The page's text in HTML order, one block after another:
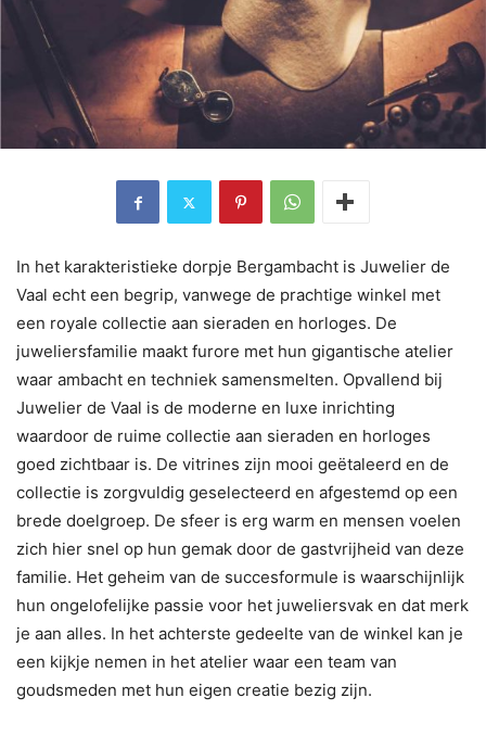
In het karakteristieke dorpje Bergambacht is Juwelier de
Vaal echt een begrip, vanwege de prachtige winkel met
een royale collectie aan sieraden en horloges. De
juweliersfamilie maakt furore met hun gigantische atelier
waar ambacht en techniek samensmelten. Opvallend bij
Juwelier de Vaal is de moderne en luxe inrichting
waardoor de ruime collectie aan sieraden en horloges
goed zichtbaar is. De vitrines zijn mooi geëtaleerd en de
collectie is zorgvuldig geselecteerd en afgestemd op een
brede doelgroep. De sfeer is erg warm en mensen voelen
zich hier snel op hun gemak door de gastvrijheid van deze
familie. Het geheim van de succesformule is waarschijnlijk
hun ongelofelijke passie voor het juweliersvak en dat merk
je aan alles. In het achterste gedeelte van de winkel kan je
een kijkje nemen in het atelier waar een team van
goudsmeden met hun eigen creatie bezig zijn.